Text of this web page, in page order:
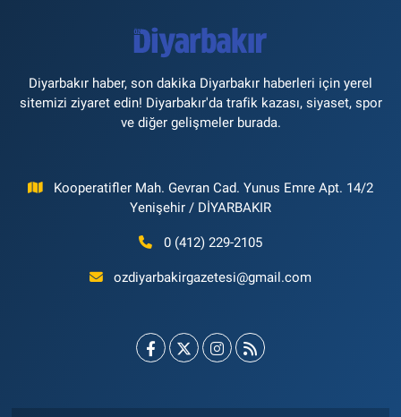
Diyarbakır haber, son dakika Diyarbakır haberleri için yerel
sitemizi ziyaret edin! Diyarbakır'da trafik kazası, siyaset, spor
ve diğer gelişmeler burada.
Kooperatifler Mah. Gevran Cad. Yunus Emre Apt. 14/2
Yenişehir / DİYARBAKIR
0 (412) 229-2105
ozdiyarbakirgazetesi@gmail.com